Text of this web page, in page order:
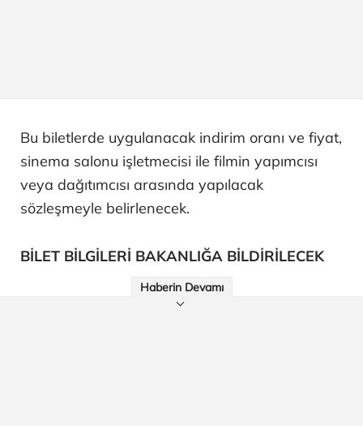
Bu biletlerde uygulanacak indirim oranı ve fiyat,
sinema salonu işletmecisi ile filmin yapımcısı
veya dağıtımcısı arasında yapılacak
sözleşmeyle belirlenecek.
BİLET BİLGİLERİ BAKANLIĞA BİLDİRİLECEK
Haberin Devamı